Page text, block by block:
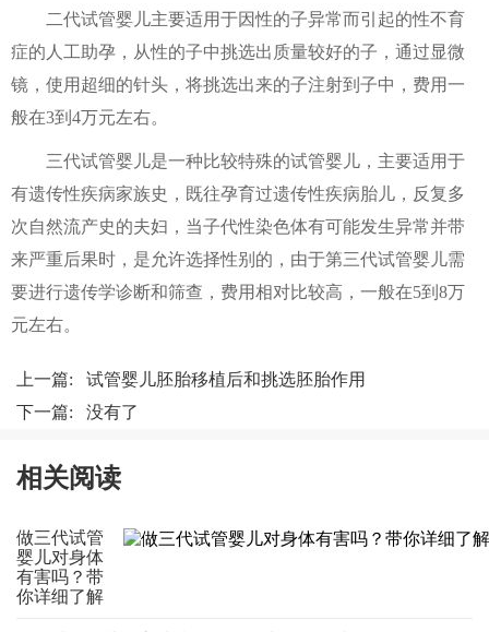
二代试管婴儿主要适用于因性的子异常而引起的性不育
症的人工助孕，从性的子中挑选出质量较好的子，通过显微
镜，使用超细的针头，将挑选出来的子注射到子中，费用一
般在3到4万元左右。
三代试管婴儿是一种比较特殊的试管婴儿，主要适用于
有遗传性疾病家族史，既往孕育过遗传性疾病胎儿，反复多
次自然流产史的夫妇，当子代性染色体有可能发生异常并带
来严重后果时，是允许选择性别的，由于第三代试管婴儿需
要进行遗传学诊断和筛查，费用相对比较高，一般在5到8万
元左右。
上一篇: 试管婴儿胚胎移植后和挑选胚胎作用
下一篇: 没有了
相关阅读
做三代试管
婴儿对身体
有害吗？带
你详细了解